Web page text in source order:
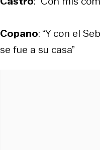
Copano: “Y con el
se fue a su casa”